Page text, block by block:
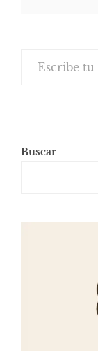
Buscar